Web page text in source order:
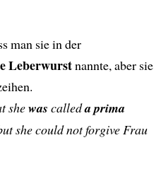
man sie in der
Leberwurstnannte, aber sie
shewas calleda prima
she could not forgive Frau